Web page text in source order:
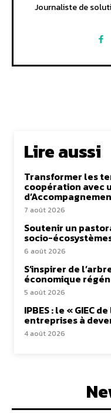
Journaliste de
Lire aussi
Transformer les
coopération avec
7 août 2026
Soutenir un
socio-
6 août 2026
S’inspirer de
économique
5 août 2026
IPBES : le « GIEC
entreprises à
4 août 2026